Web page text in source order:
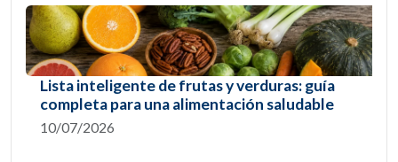
Lista inteligente de frutas y verduras: guía
completa para una alimentación saludable
10/07/2026